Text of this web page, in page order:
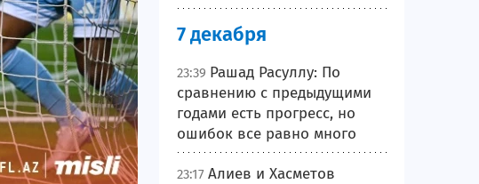
7 декабря
23:39 Рашад Расуллу: По
сравнению с предыдущими
годами есть прогресс, но
ошибок все равно много
23:17 Алиев и Хасметов